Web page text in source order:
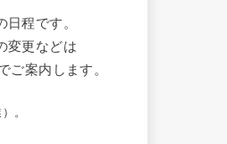
程です。
変更などは
ご案内します。
。